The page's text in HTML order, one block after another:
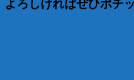
よろしければぜひポチ